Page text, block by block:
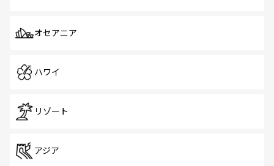
オセアニア
ハワイ
リゾート
アジア